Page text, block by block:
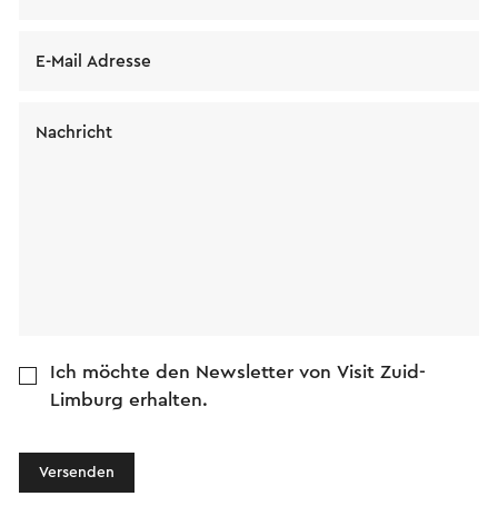
E-Mail Adresse
Nachricht
Ich möchte den Newsletter von Visit Zuid-
Limburg erhalten.
Versenden